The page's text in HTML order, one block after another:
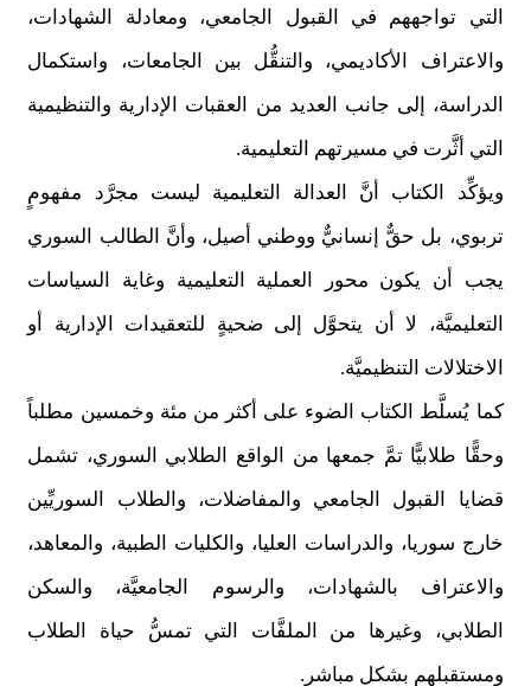
التي تواجههم في القبول الجامعي، ومعادلة الشهادات،
والاعتراف الأكاديمي، والتنقُّل بين الجامعات، واستكمال
الدراسة، إلى جانب العديد من العقبات الإدارية والتنظيمية
التي أثَّرت في مسيرتهم التعليمية.
ويؤكِّد الكتاب أنَّ العدالة التعليمية ليست مجرَّد مفهومٍ
تربوي، بل حقٌّ إنسانيٌّ ووطني أصيل، وأنَّ الطالب السوري
يجب أن يكون محور العملية التعليمية وغاية السياسات
التعليميَّة، لا أن يتحوَّل إلى ضحيةٍ للتعقيدات الإدارية أو
الاختلالات التنظيميَّة.
كما يُسلَّط الكتاب الضوء على أكثر من مئة وخمسين مطلباً
وحقًّا طلابيًّا تمَّ جمعها من الواقع الطلابي السوري، تشمل
قضايا القبول الجامعي والمفاضلات، والطلاب السوريِّين
خارج سوريا، والدراسات العليا، والكليات الطبية، والمعاهد،
والاعتراف بالشهادات، والرسوم الجامعيَّة، والسكن
الطلابي، وغيرها من الملفَّات التي تمسُّ حياة الطلاب
ومستقبلهم بشكلٍ مباشر.